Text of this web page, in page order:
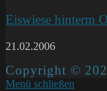
Eiswiese hinterm
21.02.2006
Copyright ©
Menü schließen